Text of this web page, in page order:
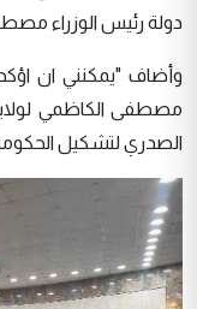
دولة رئيس الوزراء
وأضاف "يمكنني ان
مصطفى الكاظمي لولاية
الصدري لتشكيل